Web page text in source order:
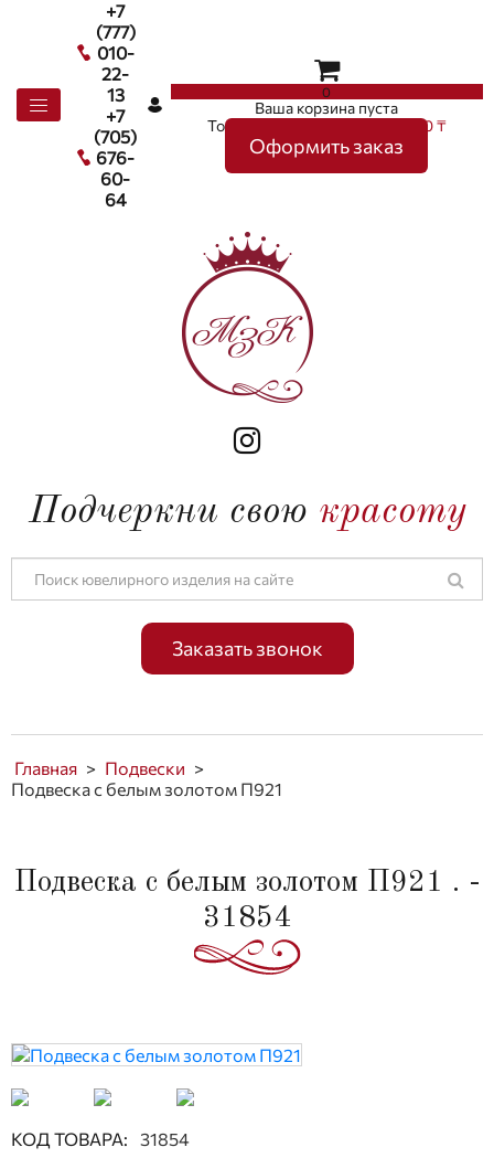
+7
(777)
010-
22-
13
+7
(705)
676-
60-
64
0
Ваша корзина пуста
Товаров в корзине
на сумму0 ₸
Оформить заказ
Подчеркни свою красоту
Заказать звонок
Главная > Подвески >
Подвеска с белым золотом П921
Подвеска с белым золотом П921 . -
31854
КОД ТОВАРА: 31854